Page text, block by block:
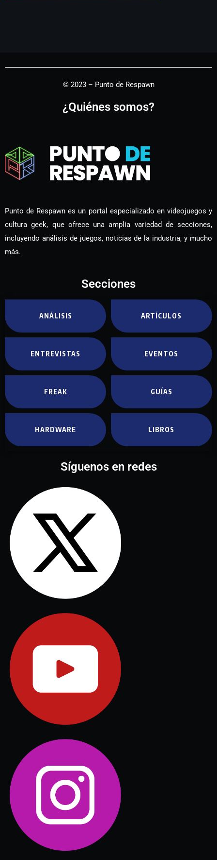
© 2023 – Punto de Respawn
¿Quiénes somos?
Punto de Respawn es un portal especializado en videojuegos y
cultura geek, que ofrece una amplia variedad de secciones,
incluyendo análisis de juegos, noticias de la industria, y mucho
más.
Secciones
ANÁLISIS ARTÍCULOS
ENTREVISTAS EVENTOS
FREAK GUÍAS
HARDWARE LIBROS
Síguenos en redes